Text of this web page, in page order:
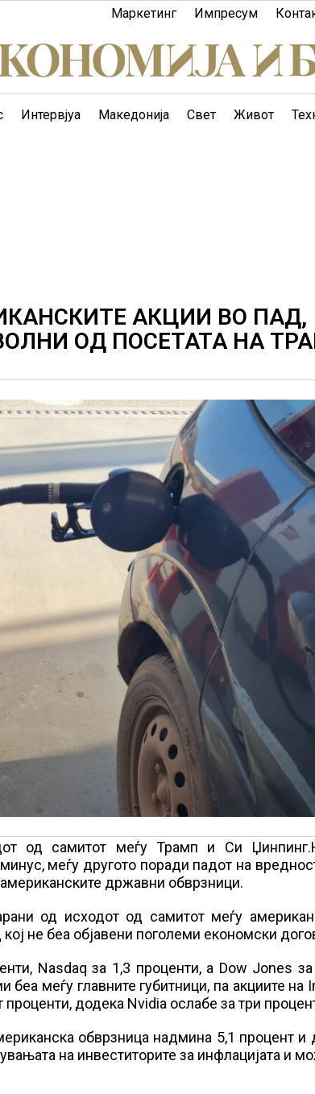
Маркетинг Импресум
Интервјуа Македонија Свет Живот
АКЦИИ ВО ПАД,
ОД ПОСЕТАТА НА
од самитот меѓу Трамп и Си
меѓу другото поради падот на
државни обврзници.
од исходот од самитот меѓу
не беа објавени поголеми економски
Nasdaq за 1,3 проценти, а Dow Jones
беа меѓу главните губитници, па акциите на
додека Nvidia ослабе за три
обврзница надмина 5,1 процент и
на инвеститорите за инфлацијата и